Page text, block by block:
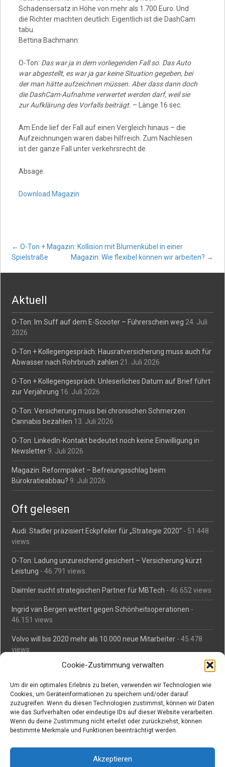
Cookie-Zustimmung verwalten
Um dir ein optimales Erlebnis zu bieten, verwenden wir Technologien wie
Cookies, um Geräteinformationen zu speichern und/oder darauf
zuzugreifen. Wenn du diesen Technologien zustimmst, können wir Daten
wie das Surfverhalten oder eindeutige IDs auf dieser Website verarbeiten.
Wenn du deine Zustimmung nicht erteilst oder zurückziehst, können
bestimmte Merkmale und Funktionen beeinträchtigt werden.
Akzeptieren
Schadensersatz in Höhe von mehr als 1.700 Euro. Und
die Richter machten deutlich: Eigentlich ist die DashCam
tabu.
Bettina Bachmann:
O-Ton: Das war ja in dem vorliegenden Fall so. Das Auto
war abgestellt, es war ja gar keine Situation gegeben, bei
der man hätte aufzeichnen müssen. Aber dass dann doch
die DashCam-Aufnahme verwertet werden darf, weil sie
zur Aufklärung des Vorfalls beiträgt. – Länge 16 sec.
Am Ende lief der Fall auf einen Vergleich hinaus – die
Aufzeichnungen waren dabei hilfreich. Zum Nachlesen
ist der ganze Fall unter verkehrsrecht.de.
Absage.
Download Magazin
Post
← O-Ton + Magazin: Kollision mit Blumenkübel in einer
Spielstraße
Magazin: Wie flexibel können wir arbeiten? →
Aktuell
O-Ton: Im Suff auf dem E-Scooter – Führerschein weg 24. Juli
2026
O-Ton + Kollegengespräch: Hausratversicherung muss auch für
Abwasser nach Rohrbruch zahlen 21. Juli 2026
O-Ton + Kollegengespräch: Unleserliches Datum auf Brief führt
zur Verjährung 16. Juli 2026
O-Ton: Versicherung muss bei chronischen Schmerzen
Cannabis bezahlen 13. Juli 2026
O-Ton: LinkedIn-Kontakt bedeutet noch keine Einwilligung in
Newsletter 9. Juli 2026
Magazin: Reformpaket – Befreiungsschlag beim
Bürokratieabbau? 9. Juli 2026
Oft gelesen
Audi: Stadler präzisiert Eckpfeiler für „Strategie 2020“ - 51.448
views
O-Ton: Ladung unzureichend gesichert – Versicherung kürzt
Leistung - 46.791 views
Daimler sucht strategischen Partner für MBTech - 46.652 views
Ingrid van Bergen wettert gegen Schönheitsoperationen -
46.151 views
Volvo will bis 2020 mehr als 10.000 neue Mitarbeiter - 45.478
views
Mäßiges Interesse an Daimlers MBtech- 44.706 views
O-Ton: Wer muss Schaden für abgedriftete Silvesterraketen
zahlen?- 42.362 views
Kollegengespräch: Urteile zum Grillen - 42.052 views
Suchen bei Vorabs